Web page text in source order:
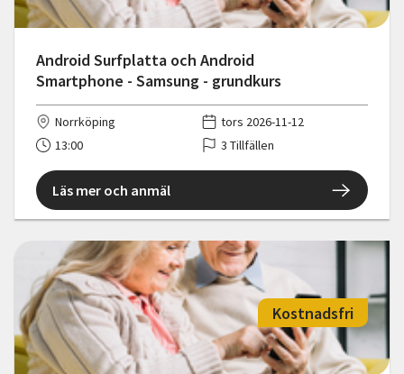
Android Surfplatta och Android
Smartphone - Samsung - grundkurs
Norrköping
tors 2026-11-12
13:00
3 Tillfällen
Läs mer och anmäl
Kostnadsfri